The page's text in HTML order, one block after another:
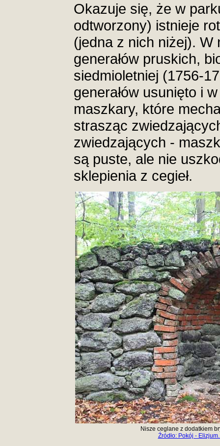
Okazuje się, że w
odtworzony) istnieje
(jedna z nich niżej). W
generałów pruskich,
siedmioletniej (1756-
generałów usunięto i
maszkary, które
strasząc
zwiedzających -
są puste, ale nie
sklepienia z cegieł.
Nisze ceglane z dodatkiem
Źródło: Pokój -